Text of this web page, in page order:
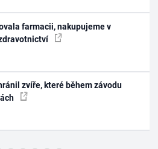
farmacii, nakupujeme v
zvíře, které během závodu